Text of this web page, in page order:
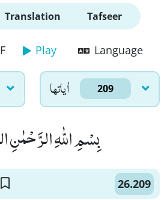
Translation Tafseer
Play Language
اٰياتها 209
بِسْمِ اللّٰهِ الرَّحْمٰنِ
26.209